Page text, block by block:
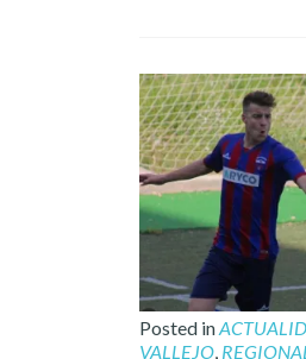
Posted in
VALLEJO,